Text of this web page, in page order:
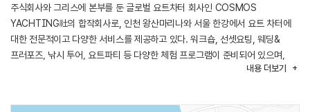
주식회사와 그리스에 본부를 둔 글로벌 요트차터 회사인 COSMOS
YACHTING社의 합작회사로, 인천 왕산마리나와 서울 한강에서 요트 차터에
대한 전문적이고 다양한 서비스를 제공하고 있다. 워크숍, 선셋요팅, 웨딩&
프러포즈, 낚시 투어, 요트파티 등 다양한 체험 프로그램이 준비되어 있으며,
2021년도 인천관광공사의 웰니스 관광지로 선정되어 국내 최초이자 유일한
2023년도 한국관광공사 웰니스 관광지로 추가 선정되어 지속적으로 웰니스
내용 더보기